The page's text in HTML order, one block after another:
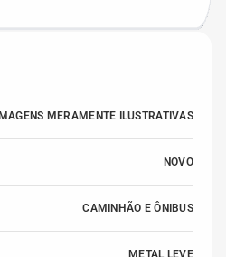
MERAMENTE ILUSTRATIVAS
NOVO
CAMINHÃO E ÔNIBUS
METAL LEVE